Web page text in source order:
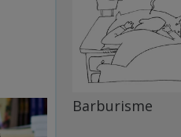
Barburisme